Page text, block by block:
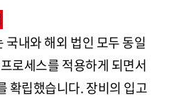
국내와 해외 법인 모두 동일
로세스를 적용하게 되면서
확립했습니다. 장비의 입고